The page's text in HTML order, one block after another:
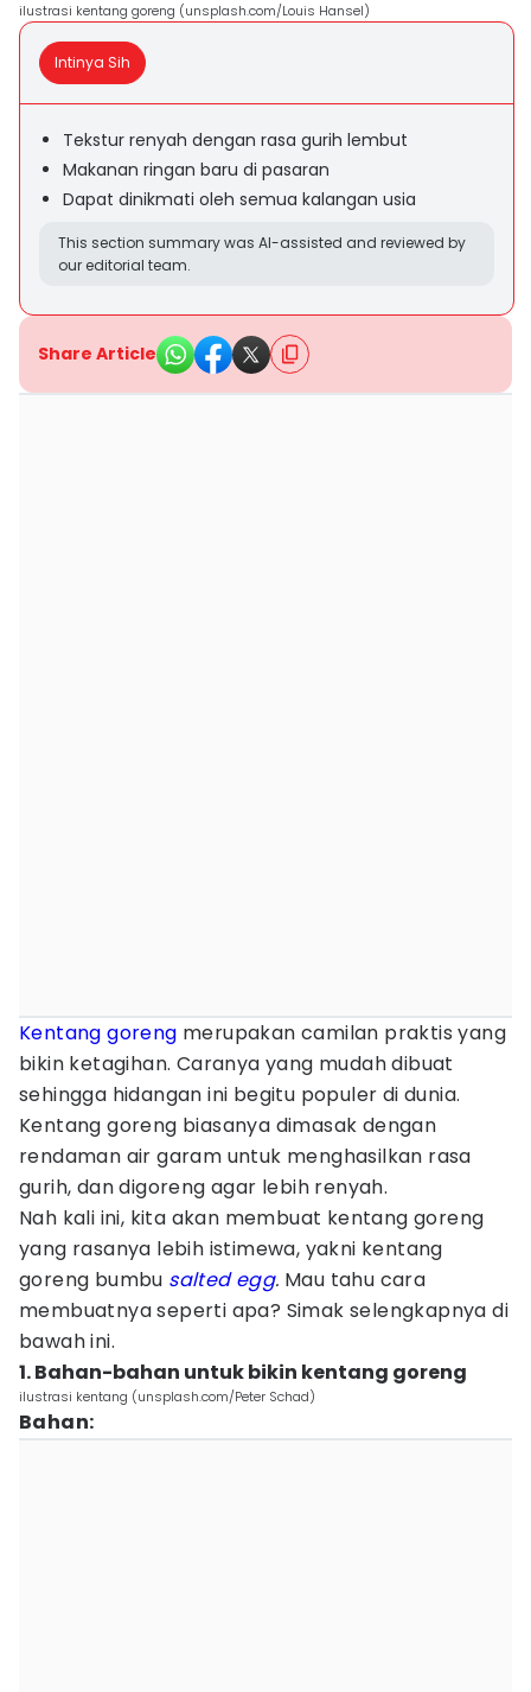
ilustrasi kentang goreng (unsplash.com/Louis Hansel)
Intinya Sih
Tekstur renyah dengan rasa gurih lembut
Makanan ringan baru di pasaran
Dapat dinikmati oleh semua kalangan usia
This section summary was AI-assisted and reviewed by
our editorial team.
Share Article
Kentang goreng merupakan camilan praktis yang
bikin ketagihan. Caranya yang mudah dibuat
sehingga hidangan ini begitu populer di dunia.
Kentang goreng biasanya dimasak dengan
rendaman air garam untuk menghasilkan rasa
gurih, dan digoreng agar lebih renyah.
Nah kali ini, kita akan membuat kentang goreng
yang rasanya lebih istimewa, yakni kentang
goreng bumbu salted egg. Mau tahu cara
membuatnya seperti apa? Simak selengkapnya di
bawah ini.
1. Bahan-bahan untuk bikin kentang goreng
ilustrasi kentang (unsplash.com/Peter Schad)
Bahan: